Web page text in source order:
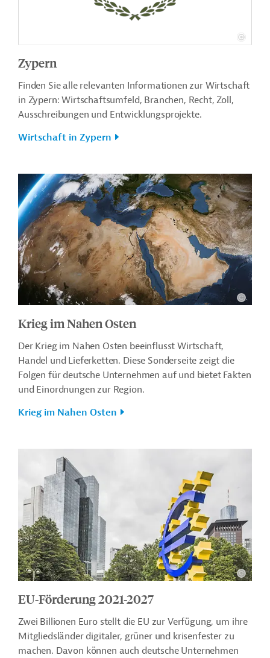
Zypern
Finden Sie alle relevanten Informationen zur Wirtschaft
in Zypern: Wirtschaftsumfeld, Branchen, Recht, Zoll,
Ausschreibungen und Entwicklungsprojekte.
Wirtschaft in Zypern
Krieg im Nahen Osten
Der Krieg im Nahen Osten beeinflusst Wirtschaft,
Handel und Lieferketten. Diese Sonderseite zeigt die
Folgen für deutsche Unternehmen auf und bietet Fakten
und Einordnungen zur Region.
Krieg im Nahen Osten
EU-Förderung 2021-2027
Zwei Billionen Euro stellt die EU zur Verfügung, um ihre
Mitgliedsländer digitaler, grüner und krisenfester zu
machen. Davon können auch deutsche Unternehmen